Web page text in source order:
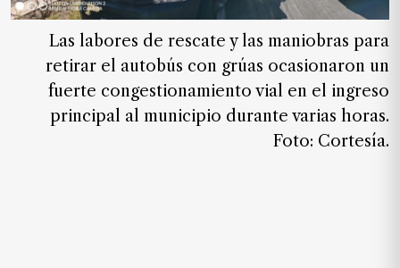
Las labores de rescate y las maniobras para
retirar el autobús con grúas ocasionaron un
fuerte congestionamiento vial en el ingreso
principal al municipio durante varias horas.
Foto: Cortesía.